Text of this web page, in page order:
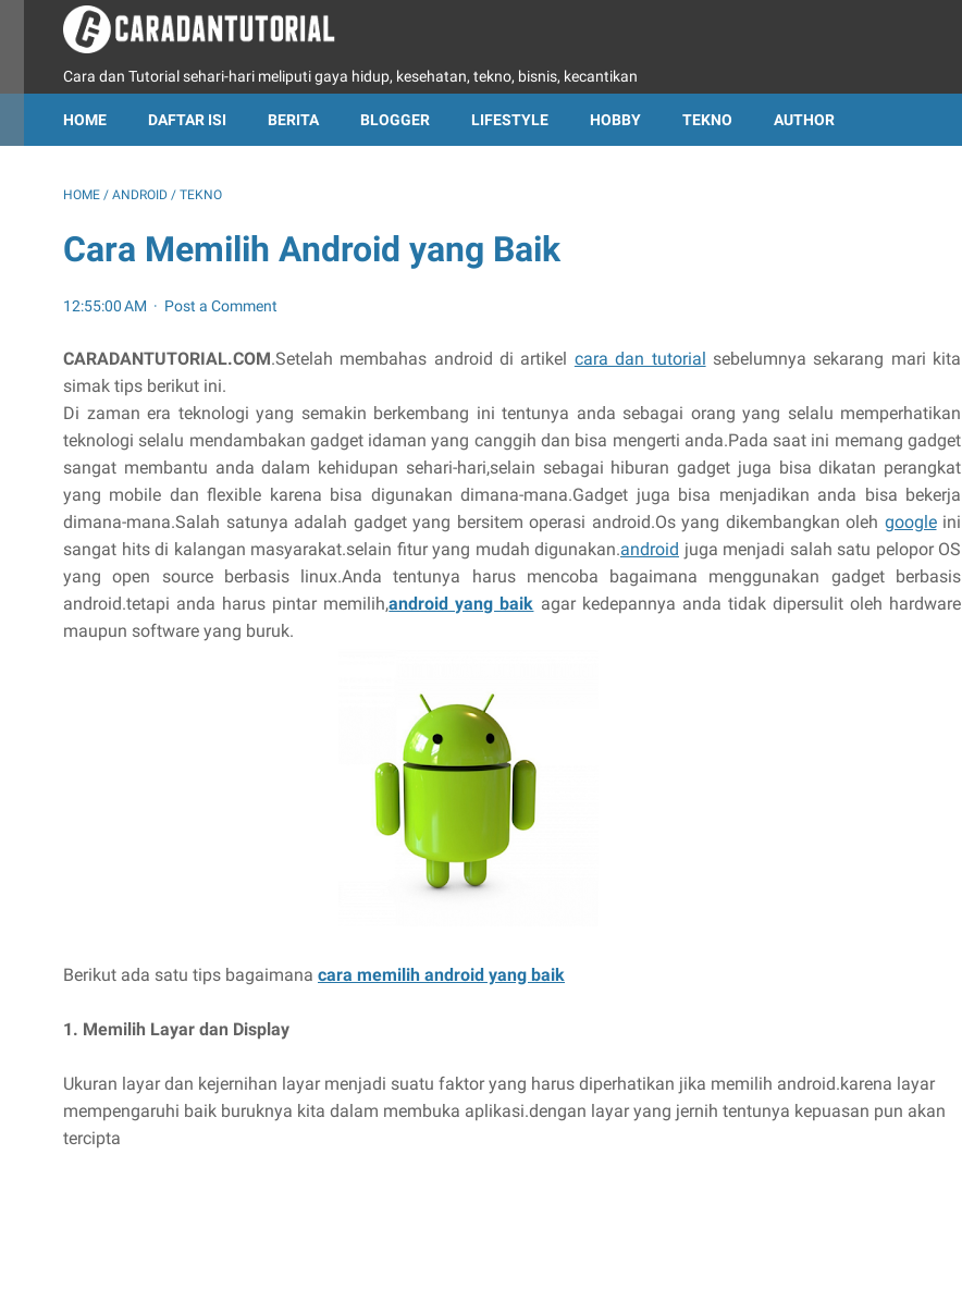
Cara dan Tutorial sehari-hari meliputi gaya hidup, kesehatan, tekno, bisnis, kecantikan
HOME DAFTAR ISI BERITA BLOGGER LIFESTYLE HOBBY TEKNO AUTHOR
HOME / ANDROID / TEKNO
Cara Memilih Android yang Baik
12:55:00 AM Post a Comment
CARADANTUTORIAL.COM.Setelah membahas android di artikel cara dan tutorial sebelumnya sekarang mari kita
simak tips berikut ini.
Di zaman era teknologi yang semakin berkembang ini tentunya anda sebagai orang yang selalu memperhatikan
teknologi selalu mendambakan gadget idaman yang canggih dan bisa mengerti anda.Pada saat ini memang gadget
sangat membantu anda dalam kehidupan sehari-hari,selain sebagai hiburan gadget juga bisa dikatan perangkat
yang mobile dan flexible karena bisa digunakan dimana-mana.Gadget juga bisa menjadikan anda bisa bekerja
dimana-mana.Salah satunya adalah gadget yang bersitem operasi android.Os yang dikembangkan oleh googleini
sangat hits di kalangan masyarakat.selain fitur yang mudah digunakan.android juga menjadi salah satu pelopor OS
yang open source berbasis linux.Anda tentunya harus mencoba bagaimana menggunakan gadget berbasis
android.tetapi anda harus pintar memilih,android yang baik agar kedepannya anda tidak dipersulit oleh hardware
maupun software yang buruk.
Berikut ada satu tips bagaimana cara memilih android yang baik
1. Memilih Layar dan Display
Ukuran layar dan kejernihan layar menjadi suatu faktor yang harus diperhatikan jika memilih android.karena layar
mempengaruhi baik buruknya kita dalam membuka aplikasi.dengan layar yang jernih tentunya kepuasan pun akan
tercipta